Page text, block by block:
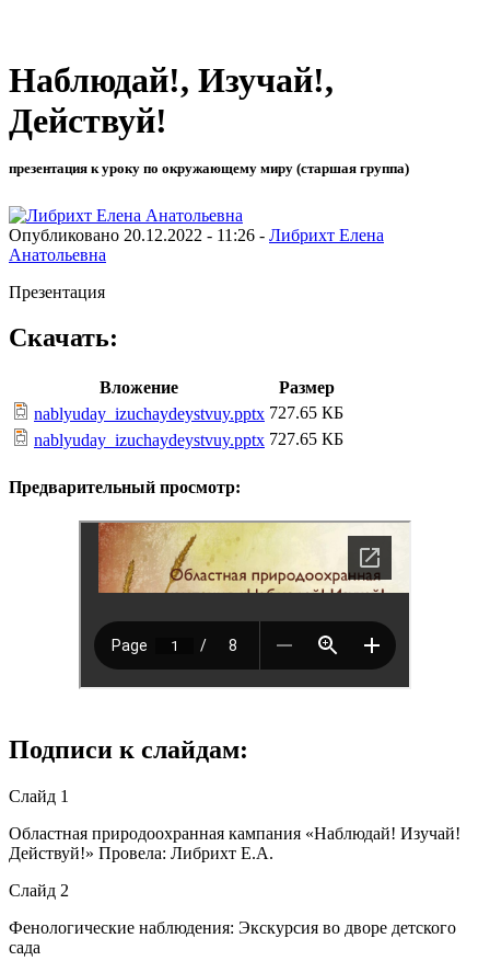
Наблюдай!, Изучай!,
Действуй!
презентация к уроку по окружающему миру (старшая группа)
Опубликовано 20.12.2022 - 11:26 - Либрихт Елена
Анатольевна
Презентация
Скачать:
Вложение
Размер
nablyuday_izuchaydeystvuy.pptx 727.65 КБ
nablyuday_izuchaydeystvuy.pptx 727.65 КБ
Предварительный просмотр:
Подписи к слайдам:
Слайд 1
Областная природоохранная кампания «Наблюдай! Изучай!
Действуй!» Провела: Либрихт Е.А.
Слайд 2
Фенологические наблюдения: Экскурсия во дворе детского
сада